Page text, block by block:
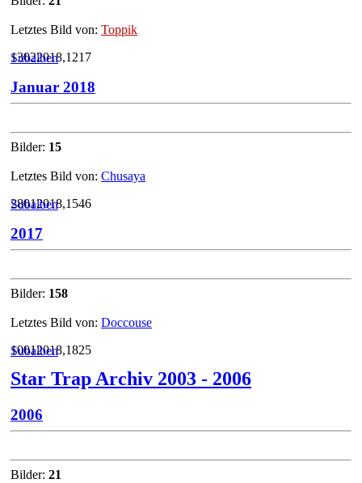
Letztes Bild von: Toppik
13022018,1217
Subalben
Januar 2018
Bilder: 15
Letztes Bild von: Chusaya
28012018,1546
Subalben
2017
Bilder: 158
Letztes Bild von: Doccouse
10012018,1825
Subalben
Star Trap Archiv 2003 - 2006
2006
Bilder: 21